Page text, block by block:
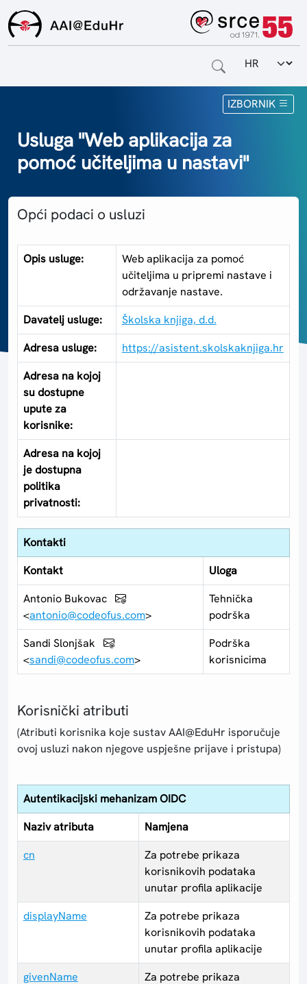
Odabir
IZBORNIK
Za krajnje korisnike
Za davatelje usluga
Za matične ustanove
Kontakt
Usluga "Web aplikacija za
pomoć učiteljima u nastavi"
Opći podaci o usluzi
Opis usluge:
Web aplikacija za pomoć
učiteljima u pripremi nastave i
održavanje nastave.
Davatelj usluge:
Školska knjiga, d.d.
Adresa usluge:
https://asistent.skolskaknjiga.hr
Adresa na kojoj
su dostupne
upute za
korisnike:
Adresa na kojoj
je dostupna
politika
privatnosti:
Kontakti
Kontakt
Uloga
Antonio Bukovac
<antonio@codeofus.com>
Tehnička
podrška
Sandi Slonjšak
<sandi@codeofus.com>
Podrška
korisnicima
Korisnički atributi
(Atributi korisnika koje sustav AAI@EduHr isporučuje
ovoj usluzi nakon njegove uspješne prijave i pristupa)
Autentikacijski mehanizam OIDC
Naziv atributa
Namjena
cn
Za potrebe prikaza
korisnikovih podataka
unutar profila aplikacije
displayName
Za potrebe prikaza
korisnikovih podataka
unutar profila aplikacije
givenName
Za potrebe prikaza